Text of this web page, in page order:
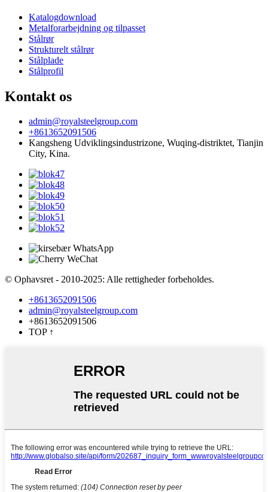
Katalogdownload
Metalforarbejdning og tilpasset
Stålrør
Strukturelt stålrør
Stålplade
Stålprofil
Kontakt os
admin@royalsteelgroup.com
+8613652091506
Kangsheng Udviklingsindustrizone, Wuqing-distriktet, Tianjin
City, Kina.
© Ophavsret - 2010-2025: Alle rettigheder forbeholdes.
+8613652091506
admin@royalsteelgroup.com
+8613652091506
TOP ↑